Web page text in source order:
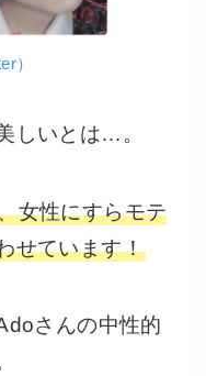
）
しいとは…。
女性にすらモテ
せています！
さんの中性的